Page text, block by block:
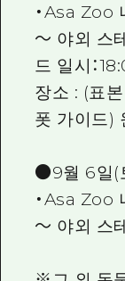
・Asa Zoo
～ 야외 스
드 일시：
장소 : (표
폿 가이드)
●9월 6일(
・Asa Zoo
～ 야외 스